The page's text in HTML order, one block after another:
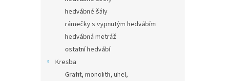
hedvábné šály
rámečky s vypnutým hedvábím
hedvábná metráž
ostatní hedvábí
Kresba
Grafit, monolith, uhel,